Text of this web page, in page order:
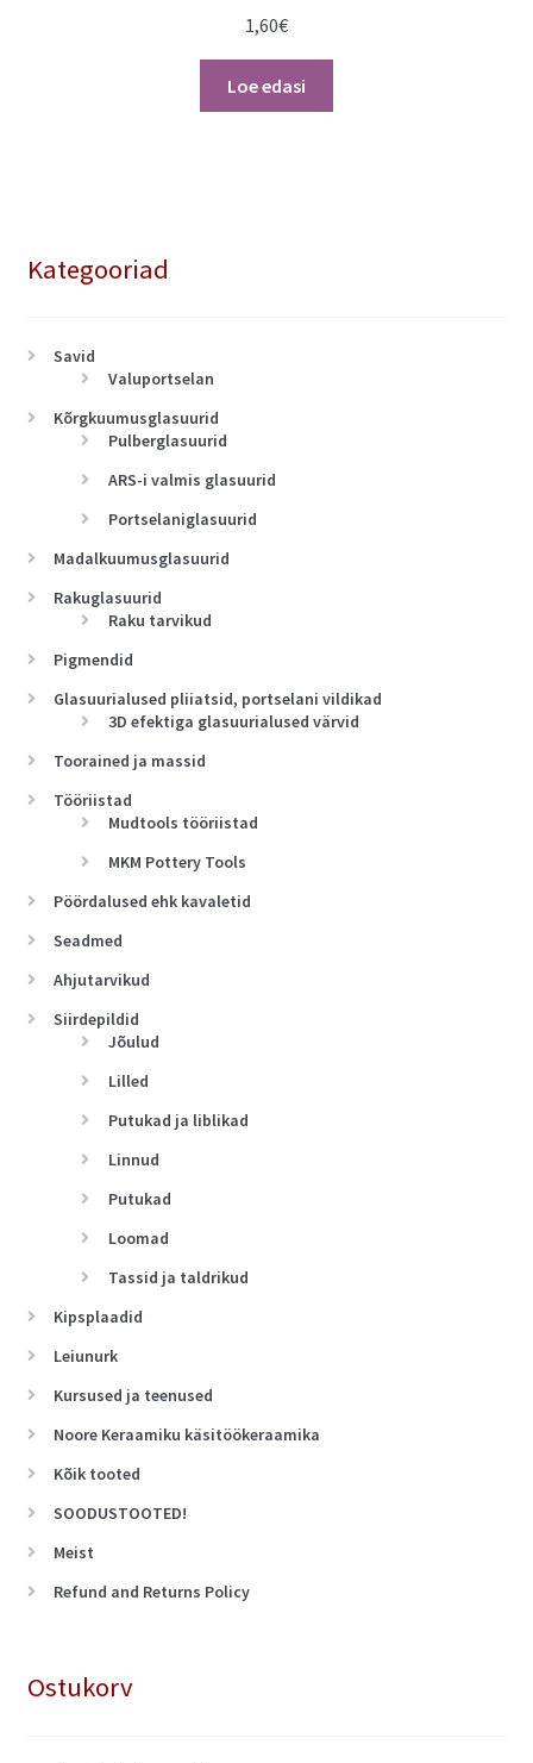
1,60€
Loe edasi
Kategooriad
Savid
Valuportselan
Kõrgkuumusglasuurid
Pulberglasuurid
ARS-i valmis glasuurid
Portselaniglasuurid
Madalkuumusglasuurid
Rakuglasuurid
Raku tarvikud
Pigmendid
Glasuurialused pliiatsid, portselani vildikad
3D efektiga glasuurialused värvid
Toorained ja massid
Tööriistad
Mudtools tööriistad
MKM Pottery Tools
Pöördalused ehk kavaletid
Seadmed
Ahjutarvikud
Siirdepildid
Jõulud
Lilled
Putukad ja liblikad
Linnud
Putukad
Loomad
Tassid ja taldrikud
Kipsplaadid
Leiunurk
Kursused ja teenused
Noore Keraamiku käsitöökeraamika
Kõik tooted
SOODUSTOOTED!
Meist
Refund and Returns Policy
Ostukorv